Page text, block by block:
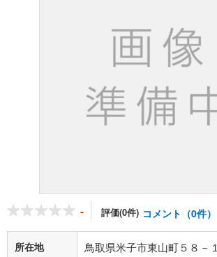
- 評価(0件) コメント（0件）
所在地 鳥取県米子市東山町５８－１